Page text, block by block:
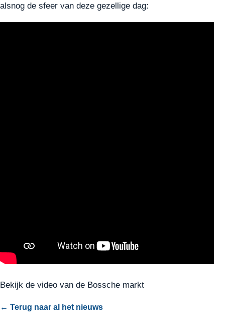
alsnog de sfeer van deze gezellige dag:
Bekijk de video van de Bossche markt
← Terug naar al het nieuws